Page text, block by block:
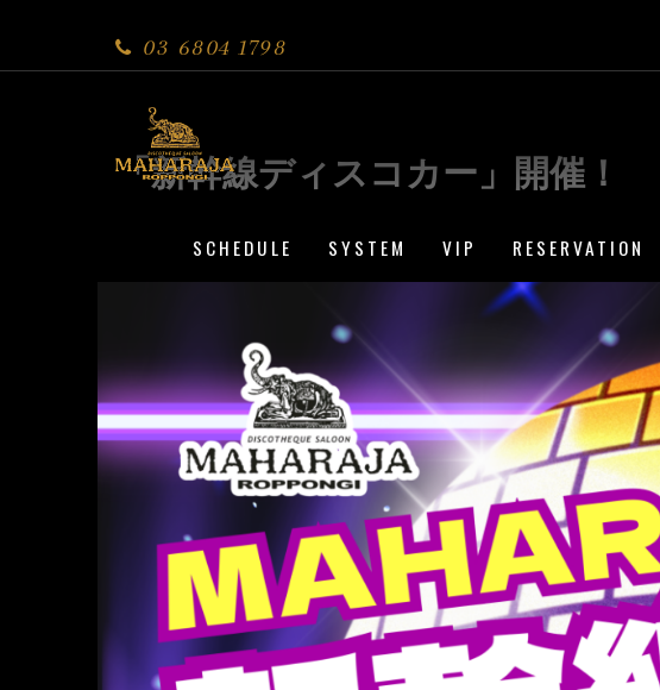
03 6804 1798
SCHEDULE SYSTEM VIP RESERVATION
「新幹線ディスコカー」開催！